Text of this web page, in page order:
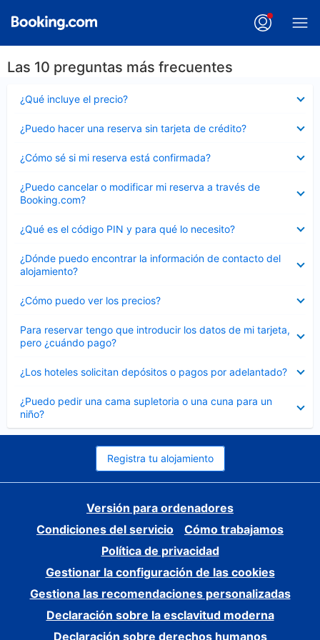
Las 10 preguntas más frecuentes
¿Qué incluye el precio?
cerrado
¿Puedo hacer una reserva sin tarjeta de crédito?
cerrado
¿Cómo sé si mi reserva está confirmada?
cerrado
¿Puedo cancelar o modificar mi reserva a través de
Booking.com?
cerrado
¿Qué es el código PIN y para qué lo necesito?
cerrado
¿Dónde puedo encontrar la información de contacto del
alojamiento?
cerrado
¿Cómo puedo ver los precios?
cerrado
Para reservar tengo que introducir los datos de mi tarjeta,
pero ¿cuándo pago?
cerrado
¿Los hoteles solicitan depósitos o pagos por adelantado?
cerrado
¿Puedo pedir una cama supletoria o una cuna para un
niño?
cerrado
Registra tu alojamiento
Versión para ordenadores
Condiciones del servicio
Cómo trabajamos
Política de privacidad
Gestionar la configuración de las cookies
Gestiona las recomendaciones personalizadas
Declaración sobre la esclavitud moderna
Declaración sobre derechos humanos